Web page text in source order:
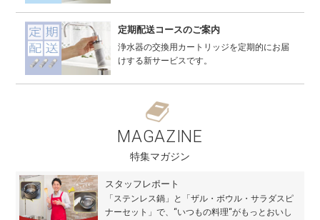
定期配送コースのご案内
浄水器の交換用カートリッジを定期的にお届
けする新サービスです。
MAGAZINE
特集マガジン
スタッフレポート
「ステンレス鍋」と「ザル・ボウル・サラダスピ
ナーセット」で、“いつもの料理“がもっとおいし